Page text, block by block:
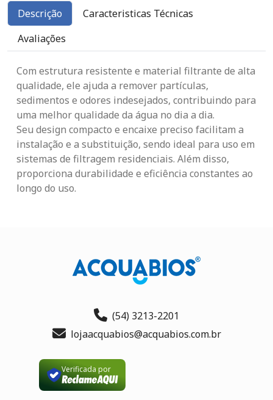
Descrição
Caracteristicas Técnicas
Avaliações
Com estrutura resistente e material filtrante de alta
qualidade, ele ajuda a remover partículas,
sedimentos e odores indesejados, contribuindo para
uma melhor qualidade da água no dia a dia.
Seu design compacto e encaixe preciso facilitam a
instalação e a substituição, sendo ideal para uso em
sistemas de filtragem residenciais. Além disso,
proporciona durabilidade e eficiência constantes ao
longo do uso.
(54) 3213-2201
lojaacquabios@acquabios.com.br
Verificada por